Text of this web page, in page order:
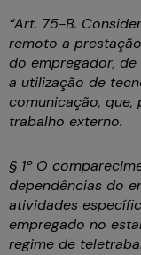
“Art. 75-B.
remoto a
do empregador,
a utilização de
comunicação, que,
trabalho externo.
§ 1º O
dependências do
atividades
empregado no
regime de